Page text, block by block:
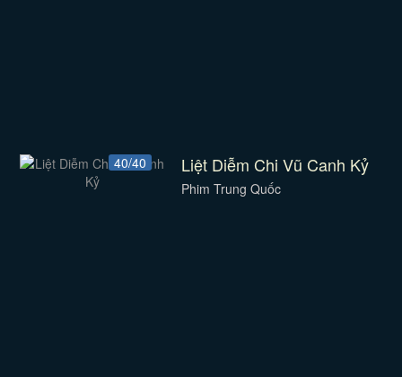
40/40 Liệt Diễm Chi Vũ Canh Kỷ
Phim Trung Quốc